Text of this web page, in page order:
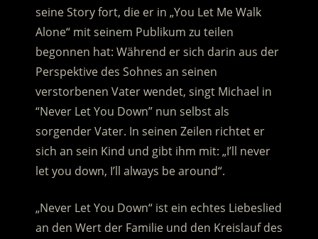
seine Story fort, die er in „You Let Me Walk
Alone“ mit seinem Publikum zu teilen
begonnen hat: Während er sich darin aus der
Perspektive des Sohnes an seinen
verstorbenen Vater wendet, singt Michael in
“Never Let You Down” nun selbst als
sorgender Vater. In seinen Zeilen richtet er
sich an sein Kind und gibt ihm mit: „I’ll never
let you down, I’ll always be around“.
„Never Let You Down“ ist ein echtes Liebeslied
an den Wert der Familie und den Kreislauf des